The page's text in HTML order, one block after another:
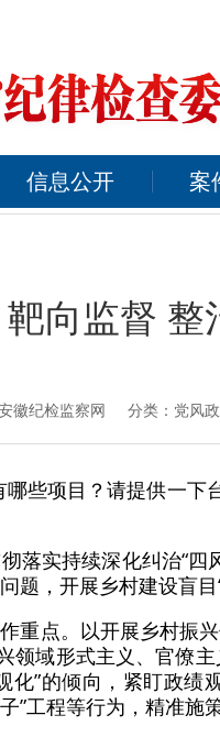
信息公开 案
向监督 整
徽纪检监察网 分类：党风
哪些项目？请提供一
落实持续深化纠治“
题，开展乡村建设盲
重点。以开展乡村振
领域形式主义、官僚
化”的倾向，紧盯政
”工程等行为，精准施